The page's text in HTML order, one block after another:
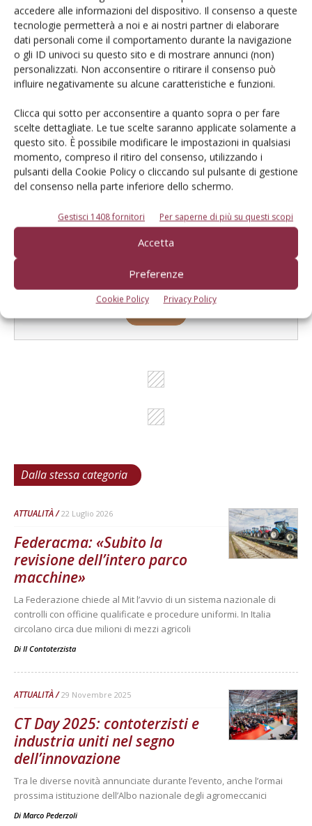
accedere alle informazioni del dispositivo. Il consenso a queste
tecnologie permetterà a noi e ai nostri partner di elaborare
dati personali come il comportamento durante la navigazione
o gli ID univoci su questo sito e di mostrare annunci (non)
personalizzati. Non acconsentire o ritirare il consenso può
influire negativamente su alcune caratteristiche e funzioni.
Clicca qui sotto per acconsentire a quanto sopra o per fare
scelte dettagliate. Le tue scelte saranno applicate solamente a
questo sito. È possibile modificare le impostazioni in qualsiasi
momento, compreso il ritiro del consenso, utilizzando i
pulsanti della Cookie Policy o cliccando sul pulsante di gestione
del consenso nella parte inferiore dello schermo.
Gestisci 1408 fornitori Per saperne di più su questi scopi
Accetta
Preferenze
Cookie Policy Privacy Policy
Catalogo Aziende e Prodotti
Un modo semplice per cercare un'azienda o un
prodotto!
Cerca adesso
L'Esperto risponde
I consigli di Terra e Vita agli agricoltori
Dalla stessa categoria
ATTUALITÀ 22 Luglio 2026
Federacma: «Subito la
revisione dell’intero parco
macchine»
La Federazione chiede al Mit l’avvio di un sistema nazionale di
controlli con officine qualificate e procedure uniformi. In Italia
circolano circa due milioni di mezzi agricoli
Di Il Contoterzista
ATTUALITÀ 29 Novembre 2025
CT Day 2025: contoterzisti e
industria uniti nel segno
dell’innovazione
Tra le diverse novità annunciate durante l’evento, anche l’ormai
prossima istituzione dell’Albo nazionale degli agromeccanici
Di Marco Pederzoli